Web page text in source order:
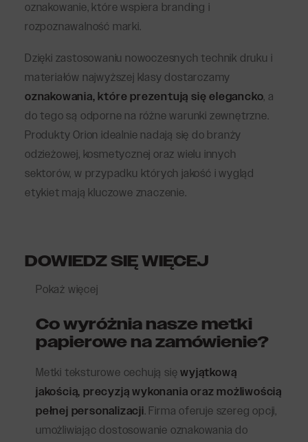
oznakowanie, które wspiera branding i
rozpoznawalność marki.
Dzięki zastosowaniu nowoczesnych technik druku i
materiałów najwyższej klasy dostarczamy
oznakowania, które prezentują się elegancko, a
do tego są odporne na różne warunki zewnętrzne.
Produkty Orion idealnie nadają się do branży
odzieżowej, kosmetycznej oraz wielu innych
sektorów, w przypadku których jakość i wygląd
etykiet mają kluczowe znaczenie.
DOWIEDZ SIĘ WIĘCEJ
Pokaż więcej
Co wyróżnia nasze metki
papierowe na zamówienie?
Metki teksturowe cechują sięwyjątkową
jakością, precyzją wykonania oraz możliwością
pełnej personalizacji. Firma oferuje szereg opcji,
umożliwiając dostosowanie oznakowania do